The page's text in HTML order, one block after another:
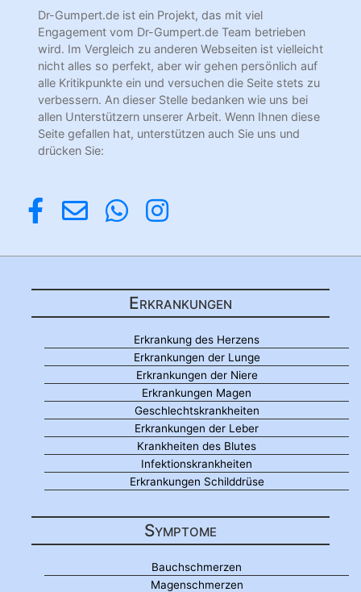
Dr-Gumpert.de ist ein Projekt, das mit viel
Engagement vom Dr-Gumpert.de Team betrieben
wird. Im Vergleich zu anderen Webseiten ist vielleicht
nicht alles so perfekt, aber wir gehen persönlich auf
alle Kritikpunkte ein und versuchen die Seite stets zu
verbessern. An dieser Stelle bedanken wie uns bei
allen Unterstützern unserer Arbeit. Wenn Ihnen diese
Seite gefallen hat, unterstützen auch Sie uns und
drücken Sie:
Erkrankungen
Erkrankung des Herzens
Erkrankungen der Lunge
Erkrankungen der Niere
Erkrankungen Magen
Geschlechtskrankheiten
Erkrankungen der Leber
Krankheiten des Blutes
Infektionskrankheiten
Erkrankungen Schilddrüse
Symptome
Bauchschmerzen
Magenschmerzen